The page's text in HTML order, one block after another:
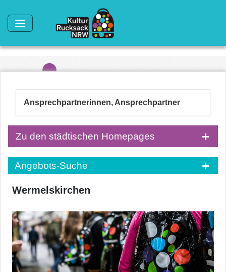
Ansprechpartnerinnen, Ansprechpartner
Zu den städtischen Homepages
Angebots-Suche
Wermelskirchen